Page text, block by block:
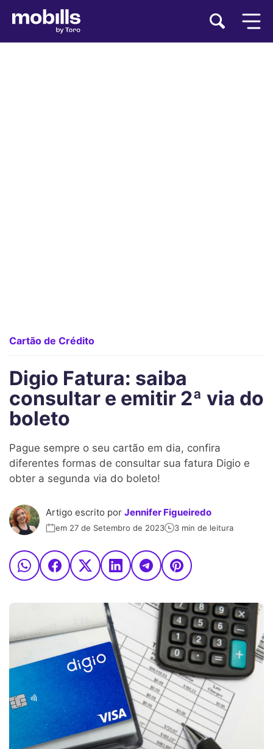
Cartão de Crédito
Digio Fatura: saiba
consultar e emitir 2ª via do
boleto
Pague sempre o seu cartão em dia, confira
diferentes formas de consultar sua fatura Digio e
obter a segunda via do boleto!
Artigo escrito por Jennifer Figueiredo
em 27 de Setembro de 2023 3 min de leitura